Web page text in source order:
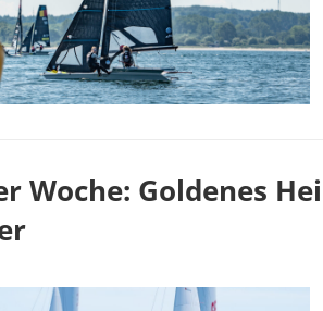
Woche: Goldenes